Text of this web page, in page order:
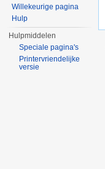
Willekeurige pagina
Hulp
Hulpmiddelen
Speciale pagina's
Printervriendelijke
versie